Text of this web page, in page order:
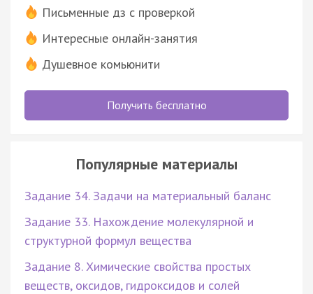
Письменные дз с проверкой
Интересные онлайн-занятия
Душевное комьюнити
Получить бесплатно
Популярные материалы
Задание 34. Задачи на материальный баланс
Задание 33. Нахождение молекулярной и
структурной формул вещества
Задание 8. Химические свойства простых
веществ, оксидов, гидроксидов и солей